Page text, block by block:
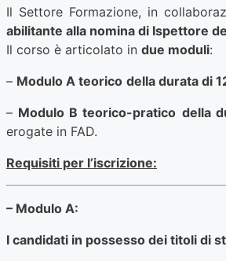
Il Settore Formazione, in
abilitante alla nomina di Ispettore
Il corso è articolato in due moduli:
– Modulo A teorico della durata di
– Modulo B teorico-pratico della
erogate in FAD.
Requisiti per l’iscrizione:
– Modulo A:
I candidati in possesso dei titoli di